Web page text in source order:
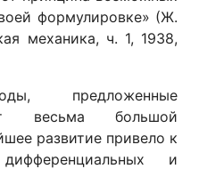
формулировке» (Ж.
механика, ч. 1, 1938,
предложенные
весьма большой
развитие привело к
и